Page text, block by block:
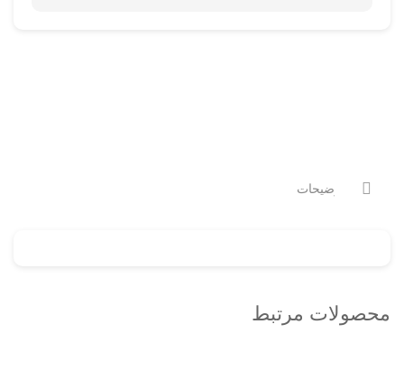
توضیحات
محصولات مرتبط